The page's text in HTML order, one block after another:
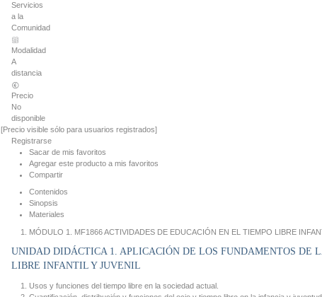
Servicios
a la
Comunidad
Modalidad
A
distancia
Precio
No
disponible
[Precio visible sólo para usuarios registrados]
Registrarse
Sacar de mis favoritos
Agregar este producto a mis favoritos
Compartir
Contenidos
Sinopsis
Materiales
MÓDULO 1. MF1866 ACTIVIDADES DE EDUCACIÓN EN EL TIEMPO LIBRE
UNIDAD DIDÁCTICA 1. APLICACIÓN DE LOS FUNDAMENTOS DE
LIBRE INFANTIL Y JUVENIL
Usos y funciones del tiempo libre en la sociedad actual.